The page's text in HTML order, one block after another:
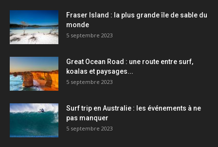
Fraser Island : la plus grande île de sable du
monde
5 septembre 2023
Great Ocean Road : une route entre surf,
koalas et paysages...
5 septembre 2023
Surf trip en Australie : les événements à ne
pas manquer
5 septembre 2023